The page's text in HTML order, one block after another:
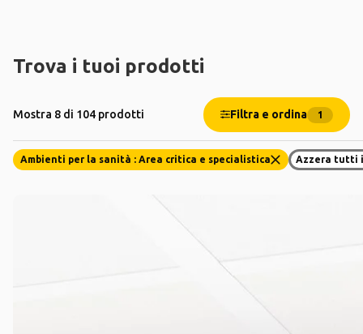
Trova i tuoi prodotti
Mostra 8 di 104 prodotti Filtra e ordina 1
Ambienti per la sanità : Area critica e specialistica Azzera tutti